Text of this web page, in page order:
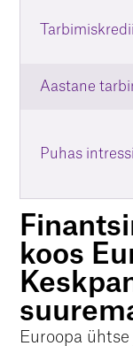
Aastane
Puhas
koos
Euroopa